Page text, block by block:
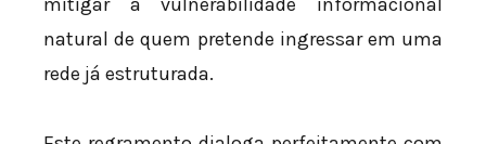
natural de quem pretende ingressar em uma
rede já estruturada.